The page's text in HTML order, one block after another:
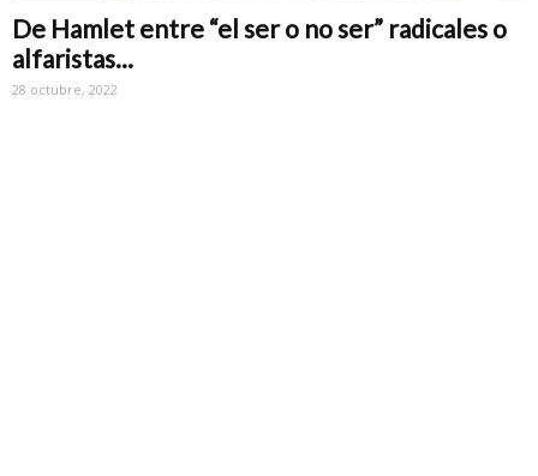
De Hamlet entre “el ser o no ser” radicales o
alfaristas...
28 octubre, 2022